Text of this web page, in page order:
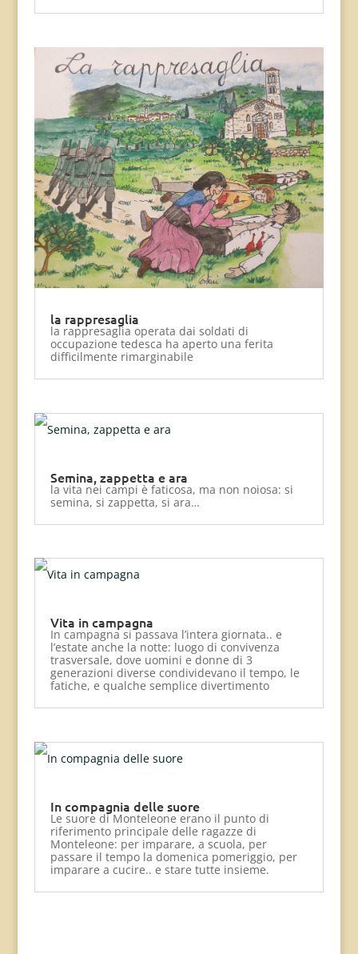
la rappresaglia
la rappresaglia operata dai soldati di
occupazione tedesca ha aperto una ferita
difficilmente rimarginabile
Semina, zappetta e ara
la vita nei campi è faticosa, ma non noiosa: si
semina, si zappetta, si ara…
Vita in campagna
In campagna si passava l’intera giornata.. e
l’estate anche la notte: luogo di convivenza
trasversale, dove uomini e donne di 3
generazioni diverse condividevano il tempo, le
fatiche, e qualche semplice divertimento
In compagnia delle suore
Le suore di Monteleone erano il punto di
riferimento principale delle ragazze di
Monteleone: per imparare, a scuola, per
passare il tempo la domenica pomeriggio, per
imparare a cucire.. e stare tutte insieme.